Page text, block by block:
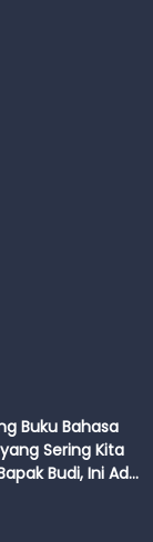
Buku Bahasa
Sering Kita
Budi, Ini Adik